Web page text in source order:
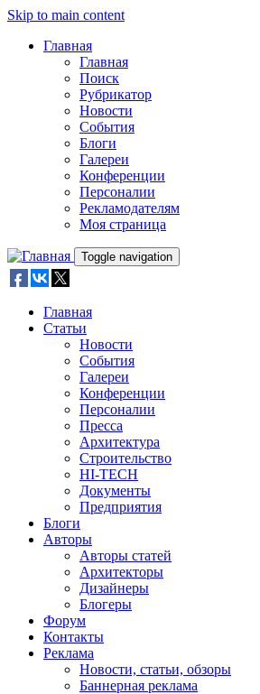
Skip to main content
Главная
Главная
Поиск
Рубрикатор
Новости
События
Блоги
Галереи
Конференции
Персоналии
Рекламодателям
Моя страница
Toggle navigation
Главная
Статьи
Новости
События
Галереи
Конференции
Персоналии
Пресса
Архитектура
Строительство
HI-TECH
Документы
Предприятия
Блоги
Авторы
Авторы статей
Архитекторы
Дизайнеры
Блогеры
Форум
Контакты
Реклама
Новости, статьи, обзоры
Баннерная реклама